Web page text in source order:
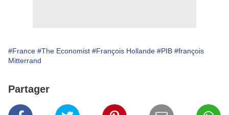
#France #The Economist #François Hollande #PIB #françois
Mitterrand
Partager